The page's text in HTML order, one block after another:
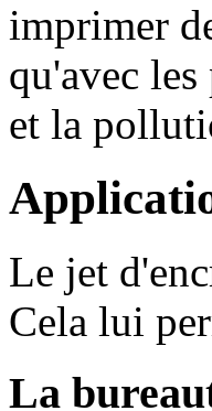
imprimer
qu'avec
et la
Le jet
Cela lui
La